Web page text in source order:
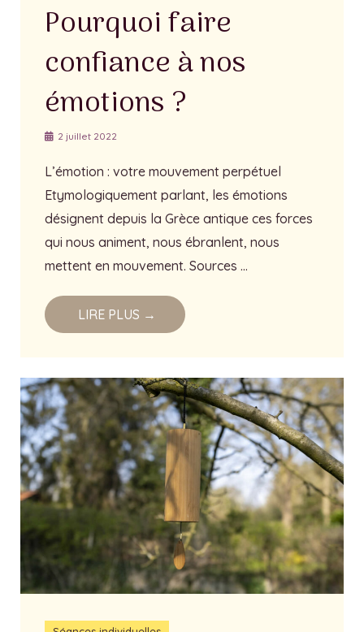
Pourquoi faire
confiance à nos
émotions ?
2 juillet 2022
L’émotion : votre mouvement perpétuel
Etymologiquement parlant, les émotions
désignent depuis la Grèce antique ces forces
qui nous animent, nous ébranlent, nous
mettent en mouvement. Sources …
LIRE PLUS →